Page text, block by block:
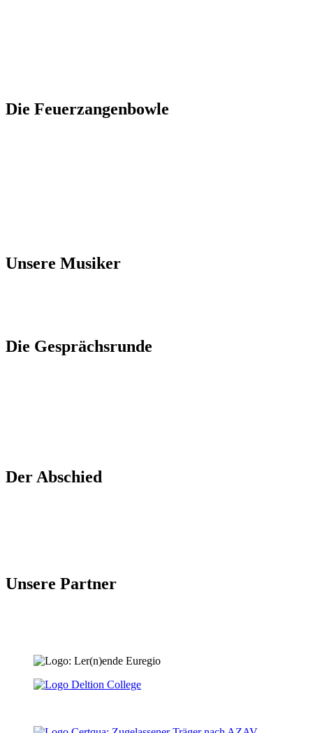
Die Feuerzangenbowle
Unsere Musiker
Die Gesprächsrunde
Der Abschied
Unsere Partner